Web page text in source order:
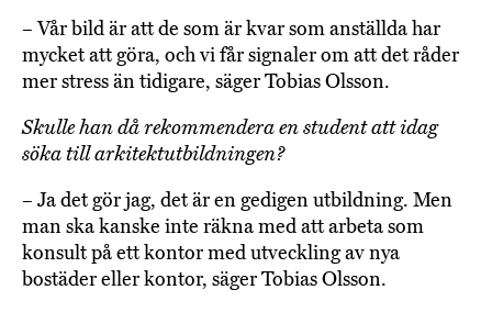
– Vår bild är att de som är kvar som anställda har
mycket att göra, och vi får signaler om att det råder
mer stress än tidigare, säger Tobias Olsson.
Skulle han då rekommendera en student att idag
söka till arkitektutbildningen?
– Ja det gör jag, det är en gedigen utbildning. Men
man ska kanske inte räkna med att arbeta som
konsult på ett kontor med utveckling av nya
bostäder eller kontor, säger Tobias Olsson.